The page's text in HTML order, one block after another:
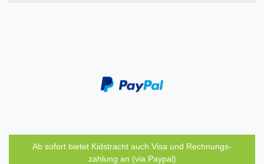
Ab sofort bietet Kidstracht auch Visa und Rechnungs-
zahlung an (via Paypal)